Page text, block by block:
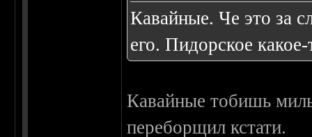
Кавайные. Че это за
его. Пидорское
Кавайные тобишь
переборщил кстати.